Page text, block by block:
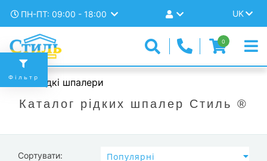
ПН-ПТ: 09:00 - 18:00 UK
0
Рідкі шпалери
Каталог рідких шпалер Стиль ®
Сортувати:
Фільтр